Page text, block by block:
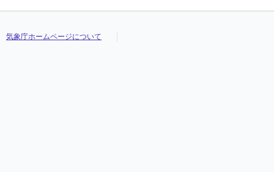
気象庁ホームページについて